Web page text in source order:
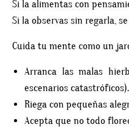
Si la alimentas con
Si la observas sin regarla, se
Cuida tu mente como un
Arranca las malas
escenarios catastróficos).
Riega con pequeñas
Acepta que no todo